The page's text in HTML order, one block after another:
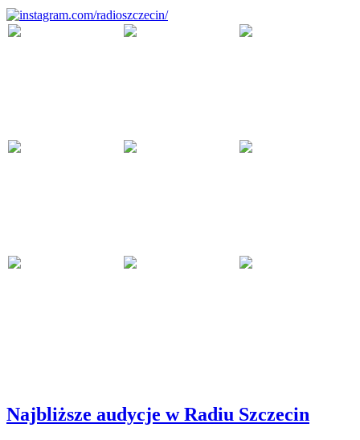
Najbliższe audycje w Radiu Szczecin